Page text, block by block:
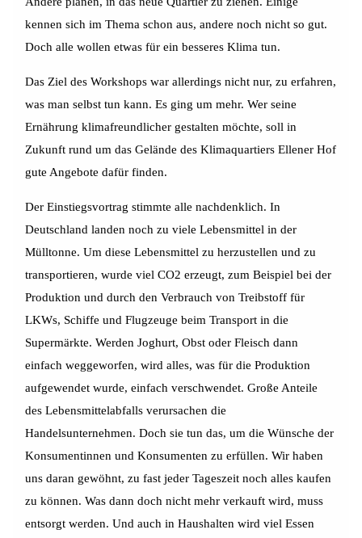
kennen sich im Thema schon aus, andere noch nicht so gut.
Doch alle wollen etwas für ein besseres Klima tun.
Das Ziel des Workshops war allerdings nicht nur, zu erfahren,
was man selbst tun kann. Es ging um mehr. Wer seine
Ernährung klimafreundlicher gestalten möchte, soll in
Zukunft rund um das Gelände des Klimaquartiers Ellener Hof
gute Angebote dafür finden.
Der Einstiegsvortrag stimmte alle nachdenklich. In
Deutschland landen noch zu viele Lebensmittel in der
Mülltonne. Um diese Lebensmittel zu herzustellen und zu
transportieren, wurde viel CO2 erzeugt, zum Beispiel bei der
Produktion und durch den Verbrauch von Treibstoff für
LKWs, Schiffe und Flugzeuge beim Transport in die
Supermärkte. Werden Joghurt, Obst oder Fleisch dann
einfach weggeworfen, wird alles, was für die Produktion
aufgewendet wurde, einfach verschwendet. Große Anteile
des Lebensmittelabfalls verursachen die
Handelsunternehmen. Doch sie tun das, um die Wünsche der
Konsumentinnen und Konsumenten zu erfüllen. Wir haben
uns daran gewöhnt, zu fast jeder Tageszeit noch alles kaufen
zu können. Was dann doch nicht mehr verkauft wird, muss
entsorgt werden. Und auch in Haushalten wird viel Essen